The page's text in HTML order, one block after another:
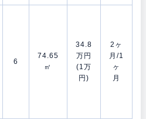
6
74.65
㎡
34.8
万円
(1万
円)
2ヶ
月/1
ヶ
月